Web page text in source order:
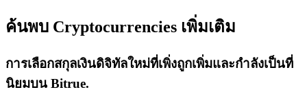
ค้นพบ Cryptocurrencies เพิ่มเติม
การเลือกสกุลเงินดิจิทัลใหม่ที่เพิ่งถูกเพิ่มและกำลังเป็นที่
นิยมบน Bitrue.